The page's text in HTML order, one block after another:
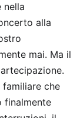
nella
alla
mai. Ma il
familiare che
finalmente